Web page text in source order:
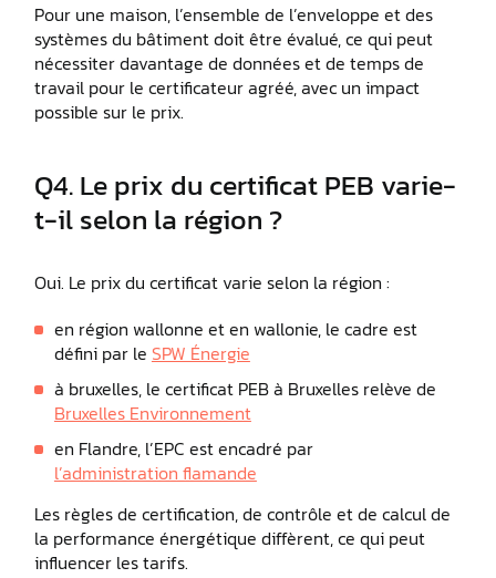
Pour une maison, l’ensemble de l’enveloppe et des
systèmes du bâtiment doit être évalué, ce qui peut
nécessiter davantage de données et de temps de
travail pour le certificateur agréé, avec un impact
possible sur le prix.
Q4. Le prix du certificat PEB varie-
t-il selon la région ?
Oui. Le prix du certificat varie selon la région :
en région wallonne et en wallonie, le cadre est
défini par le SPW Énergie
à bruxelles, le certificat PEB à Bruxelles relève de
Bruxelles Environnement
en Flandre, l’EPC est encadré par
l’administration flamande
Les règles de certification, de contrôle et de calcul de
la performance énergétique diffèrent, ce qui peut
influencer les tarifs.